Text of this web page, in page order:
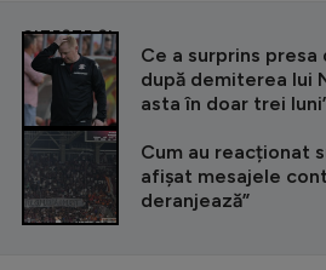
CITEȘTE ȘI
Ce a surprins presa
după demiterea lui
asta în doar trei
Cum au reacționat
afișat mesajele
deranjează”